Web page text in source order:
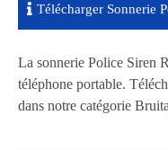
Télécharger Sonnerie
La sonnerie Police Siren
téléphone portable.
dans notre catégorie